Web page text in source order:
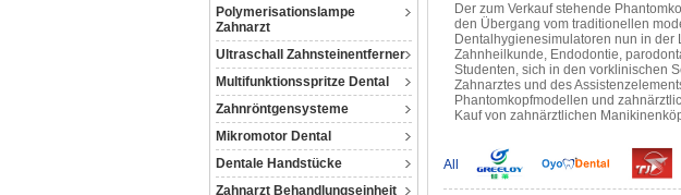
Polymerisationslampe
Zahnarzt
Ultraschall Zahnsteinentferner
Multifunktionsspritze Dental
Zahnröntgensysteme
Mikromotor Dental
Dentale Handstücke
Zahnarzt Behandlungseinheit
Der zum Verkauf stehende
den Übergang vom traditionellen
Dentalhygienesimulatoren nun in
Zahnheilkunde, Endodontie,
Studenten, sich in den vorklinischen
Zahnarztes und des
Phantomkopfmodellen und
Kauf von zahnärztlichen
All